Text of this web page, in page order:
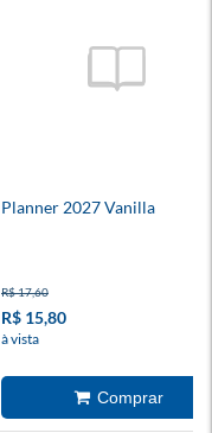
Planner 2027 Vanilla
R$ 17,60
R$ 15,80
à vista